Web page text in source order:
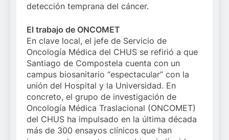
detección temprana del cáncer.
El trabajo de ONCOMET
En clave local, el jefe de Servicio de
Oncología Médica del CHUS se refirió a que
Santiago de Compostela cuenta con un
campus biosanitario “espectacular” con la
unión del Hospital y la Universidad. En
concreto, el grupo de investigación de
Oncología Médica Traslacional (ONCOMET)
del CHUS ha impulsado en la última década
más de 300 ensayos clínicos que han